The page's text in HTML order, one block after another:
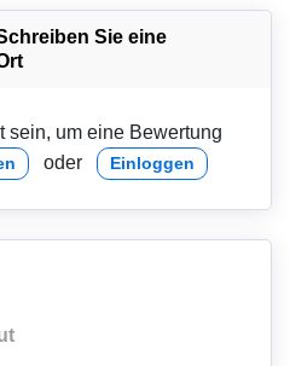
Sie eine
sein, um eine Bewertung
oder Einloggen